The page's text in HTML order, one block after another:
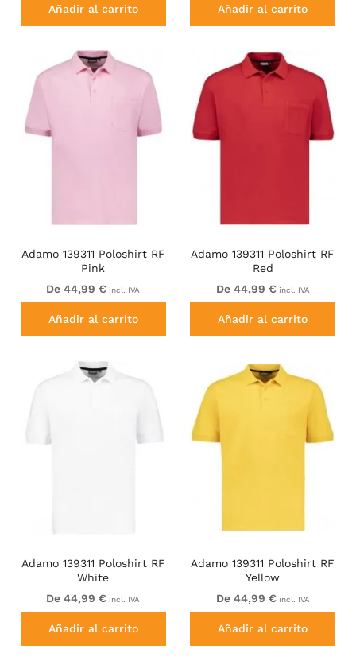
Añadir al carrito Añadir al carrito
Adamo 139311 Poloshirt RF
Pink
De 44,99 € incl. IVA
Añadir al carrito
Adamo 139311 Poloshirt RF
Red
De 44,99 € incl. IVA
Añadir al carrito
Adamo 139311 Poloshirt RF
White
De 44,99 € incl. IVA
Añadir al carrito
Adamo 139311 Poloshirt RF
Yellow
De 44,99 € incl. IVA
Añadir al carrito